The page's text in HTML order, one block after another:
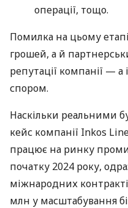
операції, тощо.
Помилка на цьому
грошей, а й
репутації компанії — а
спором.
Наскільки реальними
кейс компанії Inkos
працює на ринку
початку 2024 року,
міжнародних
млн у масштабування